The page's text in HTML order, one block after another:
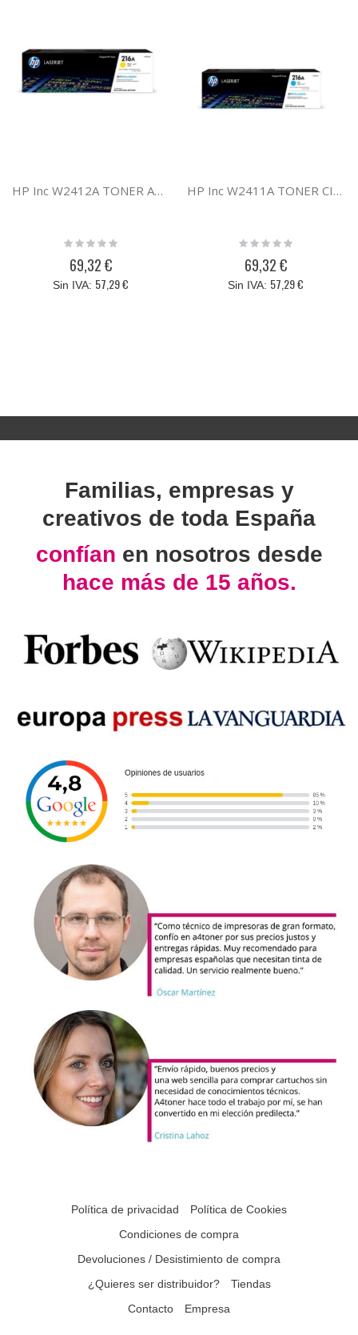
HP Inc W2412A TONER AMARILLO HP 216A
Rating:
69,32 €
57,29 €
HP Inc W2411A TONER CIAN HP 216A
Rating:
69,32 €
57,29 €
Familias, empresas y
creativos de toda España
confían en nosotros desde
hace más de 15 años.
Política de privacidad
Política de Cookies
Condiciones de compra
Devoluciones / Desistimiento de compra
¿Quieres ser distribuidor?
Tiendas
Contacto
Empresa